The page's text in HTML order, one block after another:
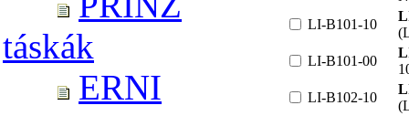
táskák
ERNI
LI-B101-10
LI-B101-00
LI-B102-10